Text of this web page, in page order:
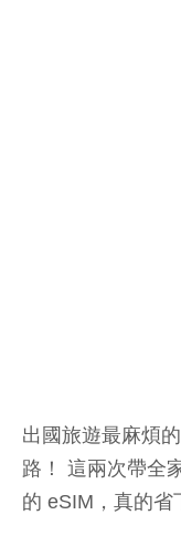
出國旅遊最麻煩
路！ 這兩次帶全
的 eSIM，真的省